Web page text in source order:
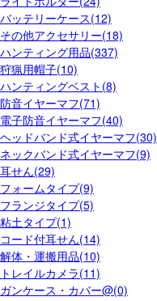
バッテリーケース(12)
その他アクセサリー(18)
ハンティング用品(337)
狩猟用帽子(10)
ハンティングベスト(8)
防音イヤーマフ(71)
電子防音イヤーマフ(40)
ヘッドバンド式イヤーマフ(30)
ネックバンド式イヤーマフ(9)
耳せん(29)
フォームタイプ(9)
フランジタイプ(5)
粘土タイプ(1)
コード付耳せん(14)
解体・運搬用品(10)
トレイルカメラ(11)
ガンケース・カバー@(0)